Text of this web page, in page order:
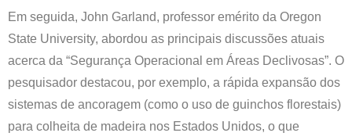
Em seguida, John Garland, professor emérito da Oregon
State University, abordou as principais discussões atuais
acerca da “Segurança Operacional em Áreas Declivosas”. O
pesquisador destacou, por exemplo, a rápida expansão dos
sistemas de ancoragem (como o uso de guinchos florestais)
para colheita de madeira nos Estados Unidos, o que